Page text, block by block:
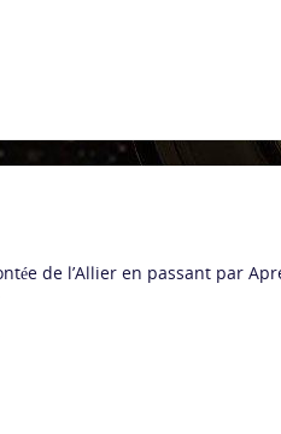
de l’Allier en passant par